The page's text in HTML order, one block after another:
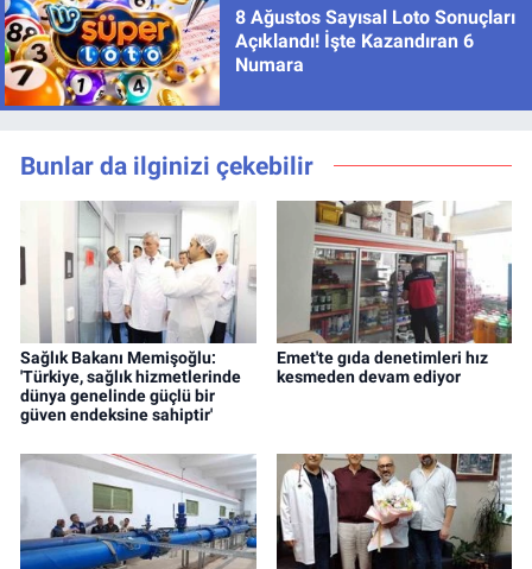
8 Ağustos Sayısal Loto Sonuçları
Açıklandı! İşte Kazandıran 6
Numara
Bunlar da ilginizi çekebilir
Sağlık Bakanı Memişoğlu:
'Türkiye, sağlık hizmetlerinde
dünya genelinde güçlü bir
güven endeksine sahiptir'
Emet'te gıda denetimleri hız
kesmeden devam ediyor